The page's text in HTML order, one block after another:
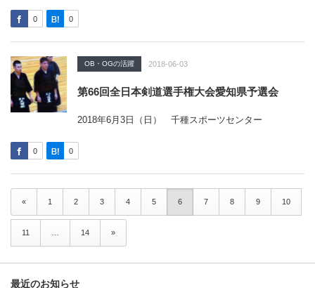
0 0
OB・OGの活躍 2018-06-03
第66回全日本剣道選手権大会愛知県予選会
2018年6月3日（日） 千種スポーツセンター
0 0
« 1 2 3 4 5 6 7 8 9 10
11 14 »
最近のお知らせ